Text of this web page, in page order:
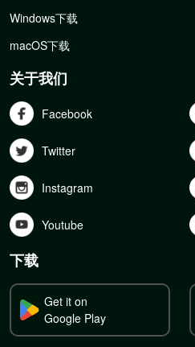
Windows下载
macOS下载
关于我们
Facebook
Twitter
Instagram
Youtube
下载
Get it on
Google Play